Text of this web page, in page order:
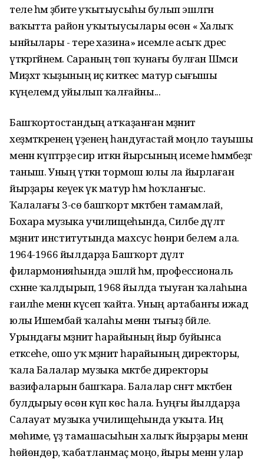
теле һәм әҙәбиәте уҡытыусыһы булып эшләгән
ваҡытта район уҡытыусылары өсөн « Халыҡ
ынйылары - тере хазина» исемле асыҡ дәрес
үткәргәйнем. Сараның төп ҡунағы булған Шәмсиә
Миҙхәт ҡыҙының иҫ киткес матур сығышы
күңелемдә уйылып ҡалғайны...
Башҡортостандың атҡаҙанған мәҙәниәт
хеҙмәткәренең үҙенең һандуғастай моңло тауышы
менән күптәрҙе әсир иткән йырсының исеме һәммәбеҙгә
таныш. Уның үткән тормош юлы ла йырлаған
йырҙары кеүек үк матур һәм һоҡланғыс.
Ҡалалағы 3-сө башҡорт мәктәбен тамамлай,
Бохара музыка училищеһында, Силәбе дәүләт
мәҙәниәт институтында махсус һөнәри белем ала.
1964-1966 йылдарҙа Башҡорт дәүләт
филармонияһында эшләй һәм, профессиональ
сәхнәне ҡалдырып, 1968 йылда тыуған ҡалаһына
ғаиләһе менән күсеп ҡайта. Уның артабанғы ижад
юлы Ишембай ҡалаһы менән тығыҙ бәйле.
Урындағы мәҙәниәт һарайының йыр буйынса
етәксеһе, ошо уҡ мәҙәниәт һарайының директоры,
ҡала Балалар музыка мәктәбе директоры
вазифаларын башҡара. Балалар сәнғәт мәктәбен
булдырыу өсөн күп көс һала. Һуңғы йылдарҙа
Салауат музыка училищеһында уҡыта. Иң
мөһиме, үҙ тамашасыһын халыҡ йырҙары менән
һөйөндөрә, ҡабатланмаҫ моңо, йыры менән улар